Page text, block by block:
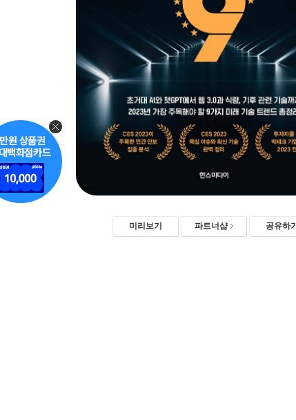
미리보기 파트너샵 공유하기